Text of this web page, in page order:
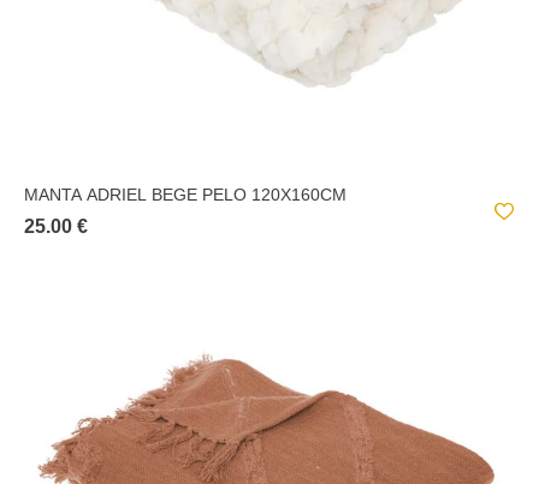
MANTA ADRIEL BEGE PELO 120X160CM
25.00 €